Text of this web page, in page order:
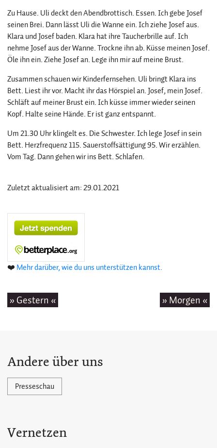
Zu Hause. Uli deckt den Abendbrottisch. Essen. Ich gebe Josef
seinen Brei. Dann lässt Uli die Wanne ein. Ich ziehe Josef aus.
Klara und Josef baden. Klara hat ihre Taucherbrille auf. Ich
nehme Josef aus der Wanne. Trockne ihn ab. Küsse meinen Josef.
Öle ihn ein. Ziehe Josef an. Lege ihn mir auf meine Brust.
Zusammen schauen wir Kinderfernsehen. Uli bringt Klara ins
Bett. Liest ihr vor. Macht ihr das Hörspiel an. Josef, mein Josef.
Schläft auf meiner Brust ein. Ich küsse immer wieder seinen
Kopf. Halte seine Hände. Er ist ganz entspannt.
Um 21.30 Uhr klingelt es. Die Schwester. Ich lege Josef in sein
Bett. Herzfrequenz 115. Sauerstoffsättigung 95. Wir erzählen.
Vom Tag. Dann gehen wir ins Bett. Schlafen.
Zuletzt aktualisiert am: 29.01.2021
❤️ Mehr darüber, wie du uns unterstützen kannst.
» Gestern « » Morgen «
Andere über uns
Presseschau
Vernetzen